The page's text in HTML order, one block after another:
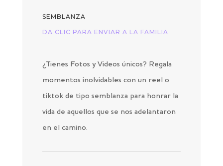
SEMBLANZA
DA CLIC PARA ENVIAR A LA FAMILIA
¿Tienes Fotos y Videos únicos? Regala
momentos inolvidables con un reel o
tiktok de tipo semblanza para honrar la
vida de aquellos que se nos adelantaron
en el camino.